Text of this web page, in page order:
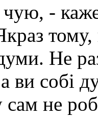
-
Не
ви собі
не